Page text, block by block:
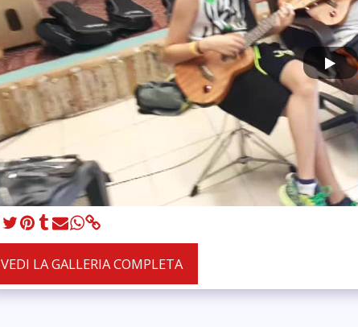
VEDI LA GALLERIA COMPLETA